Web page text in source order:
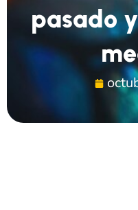
pasado